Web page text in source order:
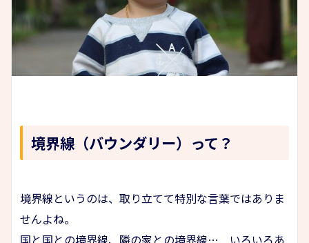
境界線（バウンダリー）って？
境界線というのは、取り立てて特別な言葉ではありま
せんよね。
国と国との境界線、隣の家との境界線… いろいろあ